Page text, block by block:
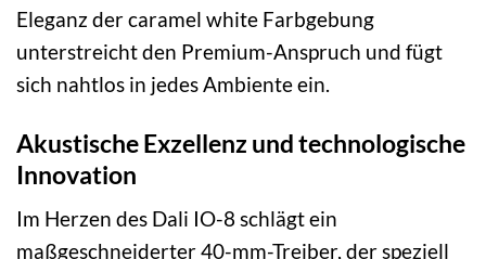
Eleganz der caramel white Farbgebung
unterstreicht den Premium-Anspruch und fügt
sich nahtlos in jedes Ambiente ein.
Akustische Exzellenz und technologische
Innovation
Im Herzen des Dali IO-8 schlägt ein
maßgeschneiderter 40-mm-Treiber, der speziell